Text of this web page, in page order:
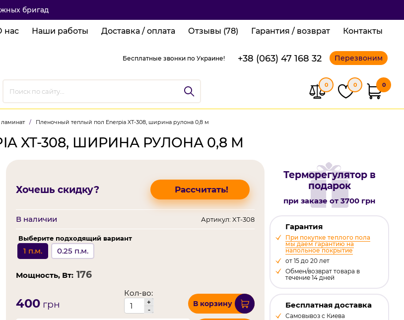
бригад
нас Наши работы Доставка / оплата Отзывы (78) Гарантия / возврат Контакты
Бесплатные звонки по Украине! +38 (063) 47 168 32 Перезвоним
0 0 0
/ Пленочный теплый пол Enerpia XT-308, ширина рулона 0,8 м
XT-308, ШИРИНА РУЛОНА 0,8 М
Хочешь скидку? Рассчитать!
В наличии Артикул: XT-308
Выберите подходящий вариант
1 п.м. 0.25 п.м.
Мощность, Вт:
400грн
Кол-во:
+
-
В корзину
Терморегулятор в
подарок
при заказе от 3700 грн
Гарантия
При покупке теплого пола
мы даем гарантию на
напольное покрытие
от 15 до 20 лет
Обмен/возврат товара в
течение 14 дней
Бесплатная доставка
Самовывоз с Киева